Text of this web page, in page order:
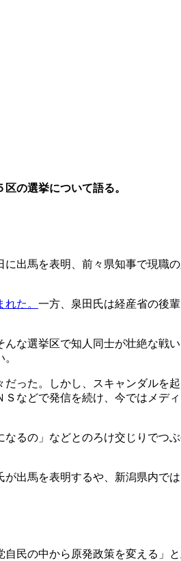
区の選挙について語る。
出馬を表明、前々県知事で現職
た。 一方、泉田氏は経産省の後
な選挙区で知人同士が壮絶な戦
った。しかし、スキャンダルを
などで発信を続け、今ではメデ
るの」などとのろけ交じりでつ
出馬を表明するや、新潟県内で
民の中から原発政策を変える」